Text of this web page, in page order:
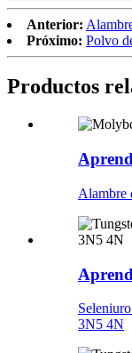
Anterior:
Próximo: Polvo
Productos
Alambre
3N5 4N